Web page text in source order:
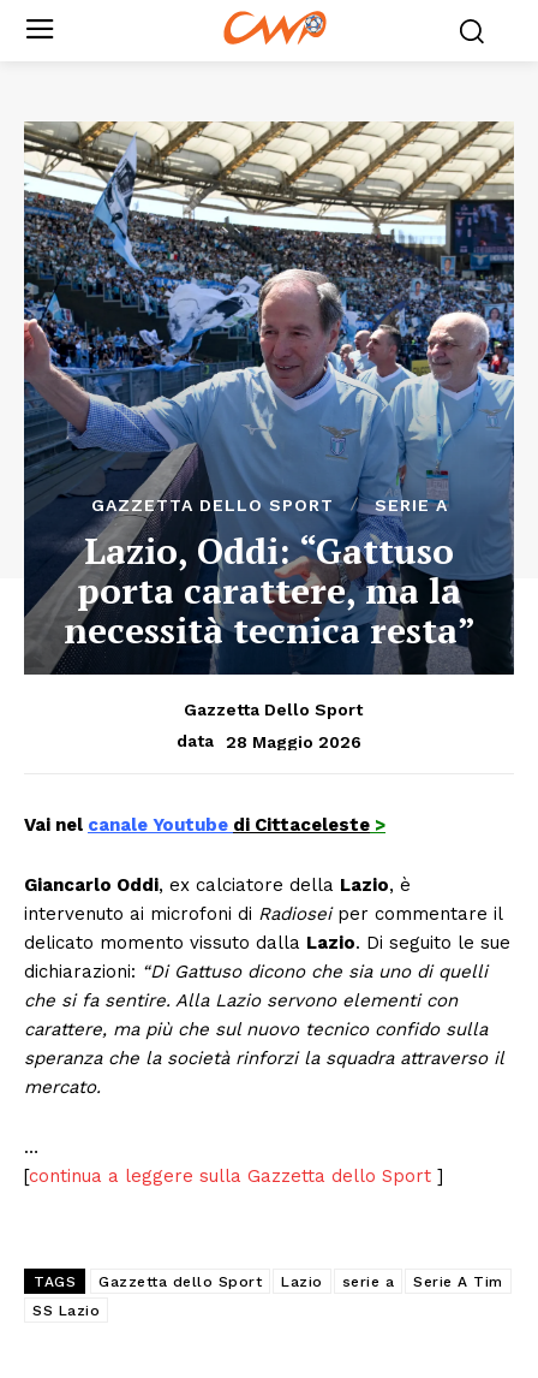
GAZZETTA DELLO SPORT SERIE A
Lazio, Oddi: “Gattuso
porta carattere, ma la
necessità tecnica resta”
Gazzetta Dello Sport
data
28 Maggio 2026
Vai nel canale Youtube di Cittaceleste >
Giancarlo Oddi, ex calciatore della Lazio, è
intervenuto ai microfoni di Radioseiper commentare il
delicato momento vissuto dalla Lazio. Di seguito le sue
dichiarazioni: “Di Gattuso dicono che sia uno di quelli
che si fa sentire. Alla Lazio servono elementi con
carattere, ma più che sul nuovo tecnico confido sulla
speranza che la società rinforzi la squadra attraverso il
mercato.
…
[continua a leggere sulla Gazzetta dello Sport ]
TAGS Gazzetta dello Sport Lazio serie a
Serie A Tim
SS Lazio